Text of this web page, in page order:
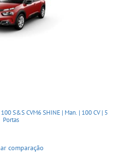
S&S CVM6 SHINE | Man. | 100 CV | 5
Portas
comparação